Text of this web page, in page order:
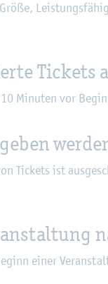
Ti­ckets
Mi­nu­ten vor
Ti­ckets ist
einer